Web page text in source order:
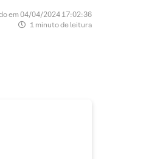
em 04/04/2024 17:02:36
1 minuto de leitura